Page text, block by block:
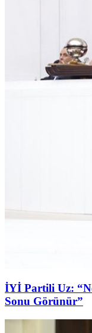
İYİ Partili Uz:
Sonu Görünür”